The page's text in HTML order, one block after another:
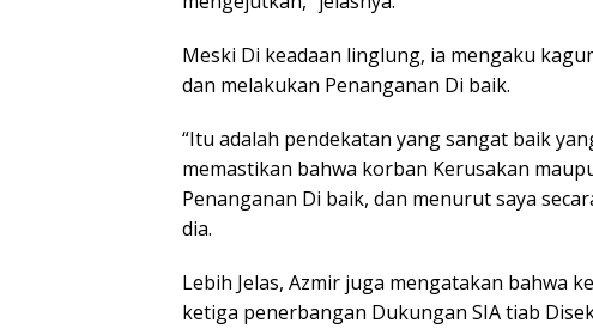
Meski Di keadaan linglung, ia mengaku
dan melakukan Penanganan Di baik.
“Itu adalah pendekatan yang sangat baik
memastikan bahwa korban Kerusakan
Penanganan Di baik, dan menurut saya
dia.
Lebih Jelas, Azmir juga mengatakan bahwa
ketiga penerbangan Dukungan SIA tiab